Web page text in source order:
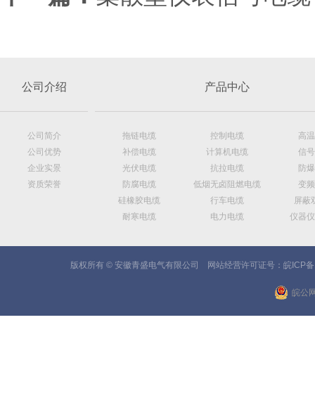
公司介绍
公司简介
公司优势
企业实景
资质荣誉
产品中心
拖链电缆 控制电缆
高
补偿电缆
计算机电缆
信
光伏电缆
抗拉电缆
防
防腐电缆
低烟无卤阻燃电缆
变
硅橡胶电缆
行车电缆
屏蔽
耐寒电缆
电力电缆 仪器
版权所有 © 安徽青盛电气有限公司 网站经营许可证号： 皖ICP
皖公